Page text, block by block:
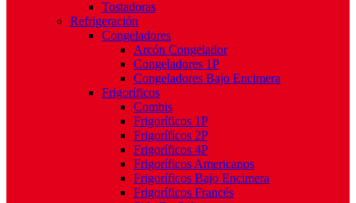
Tostadoras
Refrigeración
Congeladores
Arcón Congelador
Congeladores 1P
Congeladores Bajo Encimera
Frigoríficos
Combis
Frigoríficos 1P
Frigoríficos 2P
Frigoríficos 4P
Frigoríficos Americanos
Frigoríficos Bajo Encimera
Frigoríficos Francés